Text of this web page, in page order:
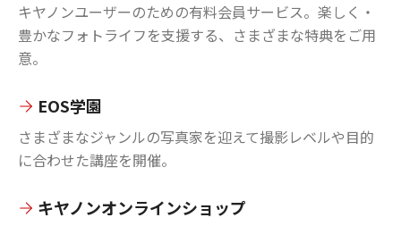
キヤノンユーザーのための有料会員サービス。楽しく・
豊かなフォトライフを支援する、さまざまな特典をご用
意。
EOS学園
さまざまなジャンルの写真家を迎えて撮影レベルや目的
に合わせた講座を開催。
キヤノンオンラインショップ